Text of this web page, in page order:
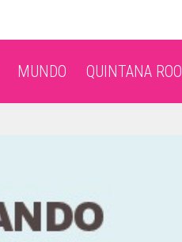
MUNDO QUINTANA ROO